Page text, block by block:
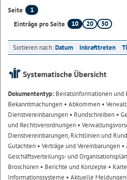
Seite
1
Einträge pro Seite
10 20 50
Sortieren nach:Datum Inkrafttreten
Systematische Übersicht
Dokumententyp: Beiratsinformationen und
Bekanntmachungen • Abkommen •
Dienstvereinbarungen • Rundschreiben •
und Rechtsverordnungen •
Dienstvereinbarungen, Richtlinien und
Gutachten • Verträge und Vereinbarungen •
Geschäftsverteilungs- und
Broschüren • Berichte und Konzepte •
Informationssysteme • Aktuelle